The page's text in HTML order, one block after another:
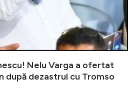
Nelu Varga a ofertat
după dezastrul cu Tromso